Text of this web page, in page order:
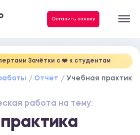
Оставить заявку
Зачётки c ❤️ к студентам
Отчет Учебная практика
работа на тему: